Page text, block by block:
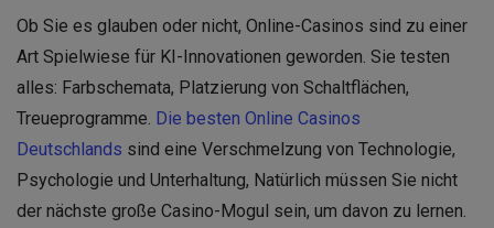
Ob Sie es glauben oder nicht, Online-Casinos sind zu einer
Art Spielwiese für KI-Innovationen geworden. Sie testen
alles: Farbschemata, Platzierung von Schaltflächen,
Treueprogramme. Die besten Online Casinos
Deutschlands sind eine Verschmelzung von Technologie,
Psychologie und Unterhaltung, Natürlich müssen Sie nicht
der nächste große Casino-Mogul sein, um davon zu lernen.